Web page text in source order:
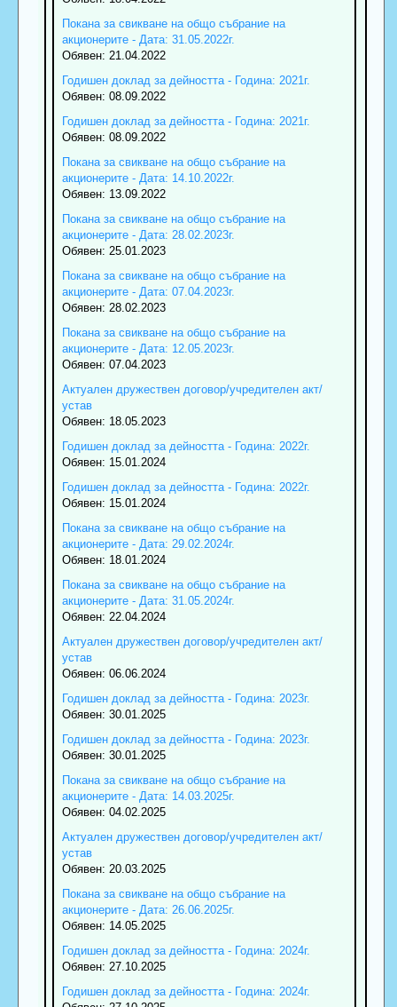
Покана за свикване на общо събрание на
акционерите - Дата: 31.05.2022г.
Обявен: 21.04.2022
Годишен доклад за дейността - Година: 2021г.
Обявен: 08.09.2022
Годишен доклад за дейността - Година: 2021г.
Обявен: 08.09.2022
Покана за свикване на общо събрание на
акционерите - Дата: 14.10.2022г.
Обявен: 13.09.2022
Покана за свикване на общо събрание на
акционерите - Дата: 28.02.2023г.
Обявен: 25.01.2023
Покана за свикване на общо събрание на
акционерите - Дата: 07.04.2023г.
Обявен: 28.02.2023
Покана за свикване на общо събрание на
акционерите - Дата: 12.05.2023г.
Обявен: 07.04.2023
Актуален дружествен договор/учредителен акт/
устав
Обявен: 18.05.2023
Годишен доклад за дейността - Година: 2022г.
Обявен: 15.01.2024
Годишен доклад за дейността - Година: 2022г.
Обявен: 15.01.2024
Покана за свикване на общо събрание на
акционерите - Дата: 29.02.2024г.
Обявен: 18.01.2024
Покана за свикване на общо събрание на
акционерите - Дата: 31.05.2024г.
Обявен: 22.04.2024
Актуален дружествен договор/учредителен акт/
устав
Обявен: 06.06.2024
Годишен доклад за дейността - Година: 2023г.
Обявен: 30.01.2025
Годишен доклад за дейността - Година: 2023г.
Обявен: 30.01.2025
Покана за свикване на общо събрание на
акционерите - Дата: 14.03.2025г.
Обявен: 04.02.2025
Актуален дружествен договор/учредителен акт/
устав
Обявен: 20.03.2025
Покана за свикване на общо събрание на
акционерите - Дата: 26.06.2025г.
Обявен: 14.05.2025
Годишен доклад за дейността - Година: 2024г.
Обявен: 27.10.2025
Годишен доклад за дейността - Година: 2024г.